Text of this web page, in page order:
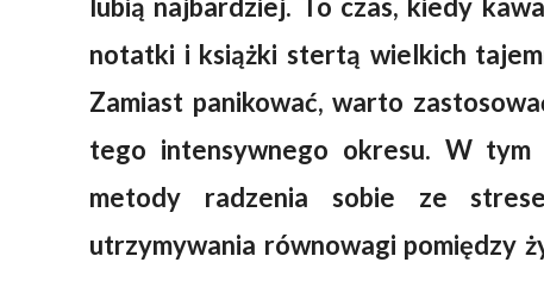
lubią najbardziej. To czas, kiedy
notatki i książki stertą wielkich
Zamiast panikować, warto
tego intensywnego okresu. W
metody radzenia sobie ze
utrzymywania równowagi pomiędzy